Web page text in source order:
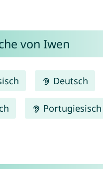
von Iwen
Deutsch
Portugiesisch